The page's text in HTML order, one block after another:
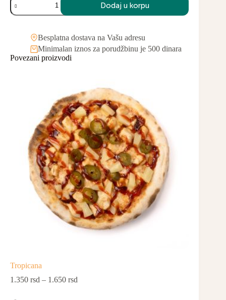
Dodaj u korpu
Besplatna dostava na Vašu adresu
Minimalan iznos za porudžbinu je 500 dinara
Povezani proizvodi
Tropicana
1.350 rsd – 1.650 rsd